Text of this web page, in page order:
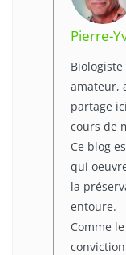
Pierre-
amateur,
partage
cours de
Ce blog
qui
la
entoure.
Comme